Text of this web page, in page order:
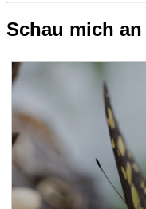
Schau mich an